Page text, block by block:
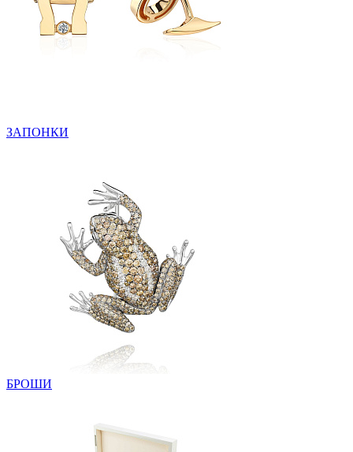
ЗАПОНКИ
БРОШИ